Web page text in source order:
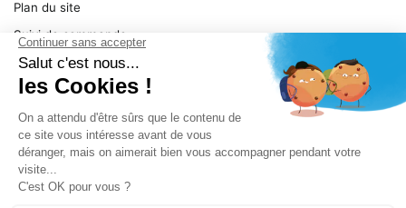
Plan du site
Suivi de commande
Ma facture
Mentions légales
Conditions générales
SERVICE
Pièces détachées